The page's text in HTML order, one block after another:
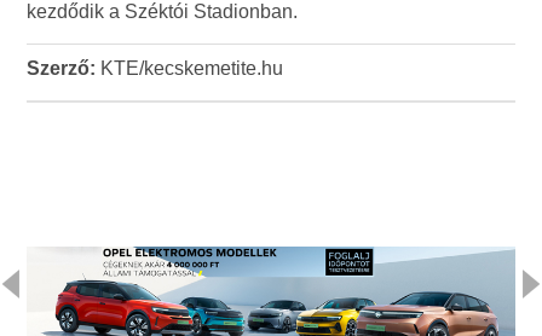
kezdődik a Széktói Stadionban.
Szerző: KTE/kecskemetite.hu